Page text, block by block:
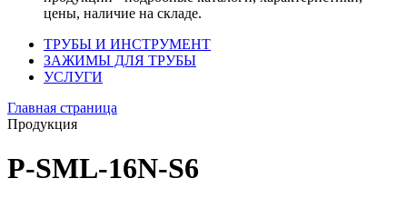
цены, наличие на складе.
ТРУБЫ И ИНСТРУМЕНТ
ЗАЖИМЫ ДЛЯ ТРУБЫ
УСЛУГИ
Главная страница
Продукция
P-SML-16N-S6